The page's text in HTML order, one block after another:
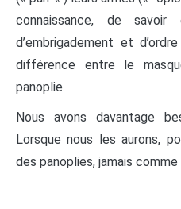
connaissance, de
d’embrigadement et
différence entre le
panoplie.
Nous avons davantage
Lorsque nous les aurons,
des panoplies, jamais